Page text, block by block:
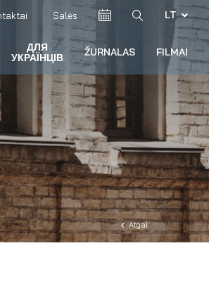
Salės LT
ДЛЯ
УКРАЇНЦІВ
ŽURNALAS FILMAI
Atgal